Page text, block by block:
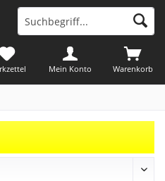
Warenkorb
Mein Konto